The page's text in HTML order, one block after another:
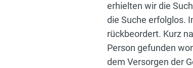
erhielten wir die
die Suche erfolglos.
rückbeordert. Kurz
Person gefunden
dem Versorgen der